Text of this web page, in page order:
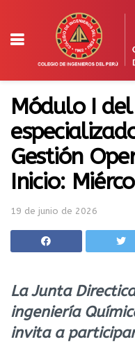
Módulo I
Gestión
Inicio:
19 de junio de 2026
La Junta
ingeniería
invita a